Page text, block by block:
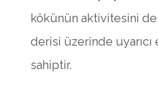
kökünün aktivitesini
derisi üzerinde uyarıcı
sahiptir.